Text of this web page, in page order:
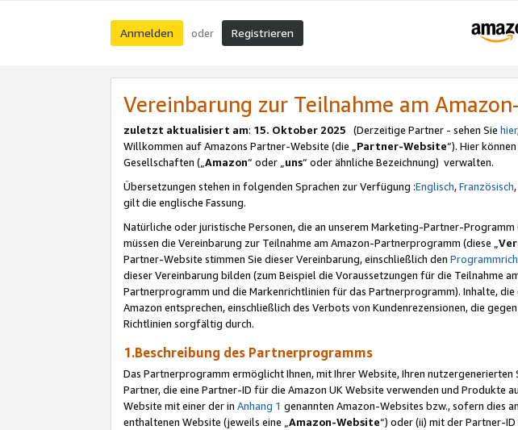
Anmelden oder Registrieren
Vereinbarung zur Teilnahme am
zuletzt aktualisiert am: 15. Oktober 2025 (Derzeitige Partner - sehen Sie hier
Willkommen auf Amazons Partner-Website (die „Partner-Website“). Hier
Gesellschaften („Amazon“ oder „uns“ oder ähnliche Bezeichnung) verwalten.
Übersetzungen stehen in folgenden Sprachen zur Verfügung :Englisch,Französisch,
gilt die englische Fassung.
Natürliche oder juristische Personen, die an unserem Marketing-Partner-Programm
müssen die Vereinbarung zur Teilnahme am Amazon-Partnerprogramm (diese „
Partner-Website stimmen Sie dieser Vereinbarung, einschließlich den
dieser Vereinbarung bilden (zum Beispiel die Voraussetzungen für die Teilnahme
Partnerprogramm und die Markenrichtlinien für das Partnerprogramm). Inhalte,
Amazon entsprechen, einschließlich des Verbots von Kundenrezensionen, die
Richtlinien sorgfältig durch.
1.Beschreibung des Partnerprogramms
Das Partnerprogramm ermöglicht Ihnen, mit Ihrer Website, Ihren
Partner, die eine Partner-ID für die Amazon UK Website verwenden und Produkte
Website mit einer der in Anhang 1 genannten Amazon-Websites bzw., sofern dies
enthaltenen Website (jeweils eine „ Amazon-Website“) oder (ii) mit der Partner-